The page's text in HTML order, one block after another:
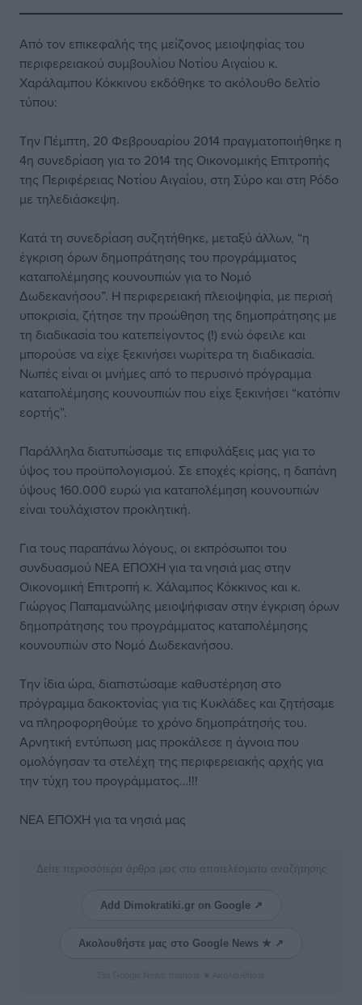
Από τον επικεφαλής της μείζονος μειοψηφίας του
περιφερειακού συμβουλίου Νοτίου Αιγαίου κ.
Χαράλαμπου Κόκκινου εκδόθηκε το ακόλουθο δελτίο
τύπου:
Την Πέμπτη, 20 Φεβρουαρίου 2014 πραγματοποιήθηκε η
4η συνεδρίαση για το 2014 της Οικονομικής Επιτροπής
της Περιφέρειας Νοτίου Αιγαίου, στη Σύρο και στη Ρόδο
με τηλεδιάσκεψη.
Κατά τη συνεδρίαση συζητήθηκε, μεταξύ άλλων, “η
έγκριση όρων δημοπράτησης του προγράμματος
καταπολέμησης κουνουπιών για το Νομό
Δωδεκανήσου”. Η περιφερειακή πλειοψηφία, με περισή
υποκρισία, ζήτησε την προώθηση της δημοπράτησης με
τη διαδικασία του κατεπείγοντος (!) ενώ όφειλε και
μπορούσε να είχε ξεκινήσει νωρίτερα τη διαδικασία.
Νωπές είναι οι μνήμες από το περυσινό πρόγραμμα
καταπολέμησης κουνουπιών που είχε ξεκινήσει “κατόπιν
εορτής”.
Παράλληλα διατυπώσαμε τις επιφυλάξεις μας για το
ύψος του προϋπολογισμού. Σε εποχές κρίσης, η δαπάνη
ύψους 160.000 ευρώ για καταπολέμηση κουνουπιών
είναι τουλάχιστον προκλητική.
Για τους παραπάνω λόγους, οι εκπρόσωποι του
συνδυασμού ΝΕΑ ΕΠΟΧΗ για τα νησιά μας στην
Οικονομική Επιτροπή κ. Χάλαμπος Κόκκινος και κ.
Γιώργος Παπαμανώλης μειοψήφισαν στην έγκριση όρων
δημοπράτησης του προγράμματος καταπολέμησης
κουνουπιών στο Νομό Δωδεκανήσου.
Την ίδια ώρα, διαπιστώσαμε καθυστέρηση στο
πρόγραμμα δακοκτονίας για τις Κυκλάδες και ζητήσαμε
να πληροφορηθούμε το χρόνο δημοπράτησής του.
Αρνητική εντύπωση μας προκάλεσε η άγνοια που
ομολόγησαν τα στελέχη της περιφερειακής αρχής για
την τύχη του προγράμματος…!!!
ΝΕΑ ΕΠΟΧΗ για τα νησιά μας
Δείτε περισσότερα άρθρα μας στα αποτελέσματα αναζήτησης
Add Dimokratiki.gr on Google ↗
Ακολουθήστε μας στο Google News ★ ↗